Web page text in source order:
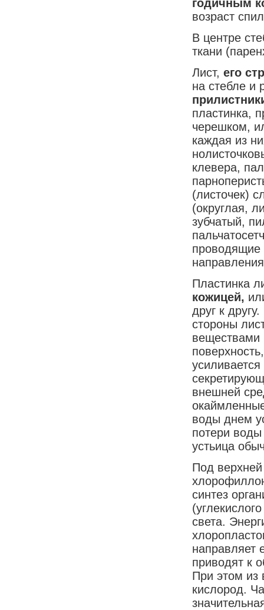
годичным
возраст
В центре
ткани
Лист, его
на стебле и
пластинка,
черешком,
каждая из
клевера,
(листочек)
(округлая,
зубчатый,
проводящие
Пластинка
кожицей,
друг к
стороны
веществами
внешней
воды днем
потери
устьица
Под
синтез
света.
направляет
приводят к
При этом из
кислород.